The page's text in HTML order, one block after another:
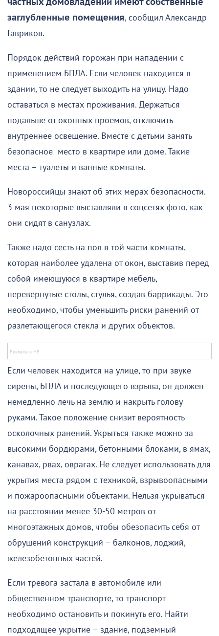
частных домовладений имеют собственные
заглубленные помещения, сообщил Александр
Гавриков.
Порядок действий горожан при нападении с
применением БПЛА. Если человек находится в
здании, то не следует выходить на улицу. Надо
оставаться в местах проживания. Держаться
подальше от оконных проемов, отключить
внутреннее освещение. Вместе с детьми занять
безопасное место в квартире или доме. Такие
места – туалеты и ванные комнаты.
Новороссийцы знают об этих мерах безопасности.
3 мая некоторые выставляли в соцсетях фото, как
они сидят в санузлах.
Также надо сесть на пол в той части комнаты,
которая наиболее удалена от окон, выставив перед
собой имеющуюся в квартире мебель,
перевернутые столы, стулья, создав баррикады. Это
необходимо, чтобы уменьшить риски ранений от
разлетающегося стекла и других объектов.
Если человек находится на улице, то при звуке
сирены, БПЛА и последующего взрыва, он должен
немедленно лечь на землю и накрыть голову
руками. Такое положение снизит вероятность
осколочных ранений. Укрыться также можно за
высокими бордюрами, бетонными блоками, в ямах,
канавах, рвах, оврагах. Не следует использовать для
укрытия места рядом с техникой, взрывоопасными
и пожароопасными объектами. Нельзя укрываться
на расстоянии менее 30-50 метров от
многоэтажных домов, чтобы обезопасить себя от
обрушений конструкций – балконов, лоджий,
железобетонных частей.
Если тревога застала в автомобиле или
общественном транспорте, то транспорт
необходимо остановить и покинуть его. Найти
подходящее укрытие – здание, подземный